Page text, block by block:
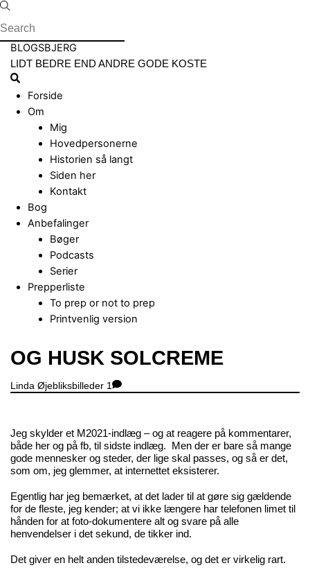
Skip
to
content
Menu
BLOGSBJERG
LIDT BEDRE END ANDRE GODE KOSTE
Search
Forside
Om
Mig
Hovedpersonerne
Historien så langt
Siden her
Kontakt
Bog
Anbefalinger
Bøger
Podcasts
Serier
Prepperliste
To prep or not to prep
Printvenlig version
Close
Menu
OG HUSK SOLCREME
Linda Øjebliksbilleder 1
Jeg skylder et M2021-indlæg – og at reagere på kommentarer,
både her og på fb, til sidste indlæg. Men der er bare så mange
gode mennesker og steder, der lige skal passes, og så er det,
som om, jeg glemmer, at internettet eksisterer.
Egentlig har jeg bemærket, at det lader til at gøre sig gældende
for de fleste, jeg kender; at vi ikke længere har telefonen limet til
hånden for at foto-dokumentere alt og svare på alle
henvendelser i det sekund, de tikker ind.
Det giver en helt anden tilstedeværelse, og det er virkelig rart.